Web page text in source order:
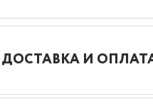
ДОСТАВКА И